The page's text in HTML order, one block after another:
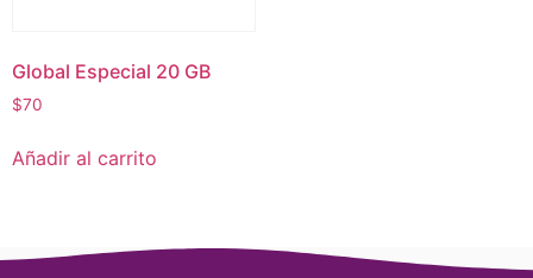
Global Especial 20 GB
$70
Añadir al carrito